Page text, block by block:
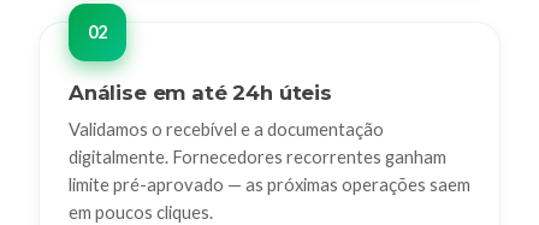
Análise em até 24h úteis
Validamos o recebível e a documentação
digitalmente. Fornecedores recorrentes ganham
limite pré-aprovado — as próximas operações saem
em poucos cliques.